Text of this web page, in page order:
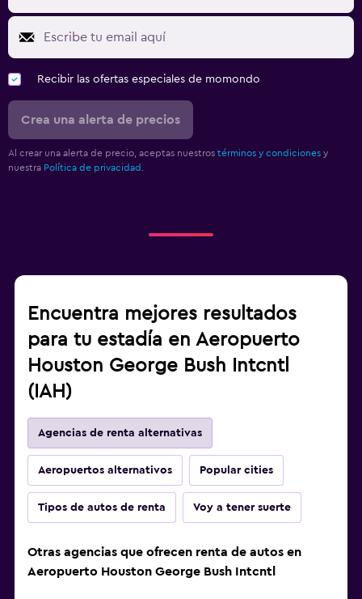
Recibir las ofertas especiales de momondo
Crea una alerta de precios
Al crear una alerta de precio, aceptas nuestros términos y condiciones y
nuestra Política de privacidad.
Encuentra mejores resultados
para tu estadía en Aeropuerto
Houston George Bush Intcntl
(IAH)
Agencias de renta alternativas
Aeropuertos alternativos Popular cities
Tipos de autos de renta Voy a tener suerte
Otras agencias que ofrecen renta de autos en
Aeropuerto Houston George Bush Intcntl